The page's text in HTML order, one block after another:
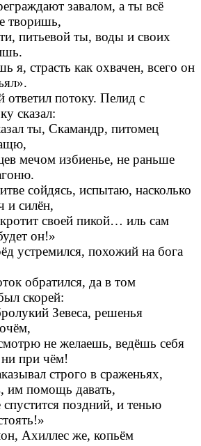
завалом, а ты всё
творишь,
питьевой ты, воды и своих
я, страсть как охвачен, всего он
ответил потоку. Пелид с
сказал:
ты, Скамандр, питомец
мечом избиенье, не раньше
сойдясь, испытаю, насколько
и силён,
своей пикой… иль сам
он!»
устремился, похожий на бога
обратился, да в том
скорей:
Зевеса, решенья
не желаешь, ведёшь себя
при чём!
строго в сраженьях,
им помощь давать,
поздний, и тенью
Ахиллес же, копьём